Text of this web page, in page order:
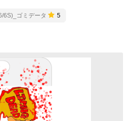
6S)_ゴミデータ 5